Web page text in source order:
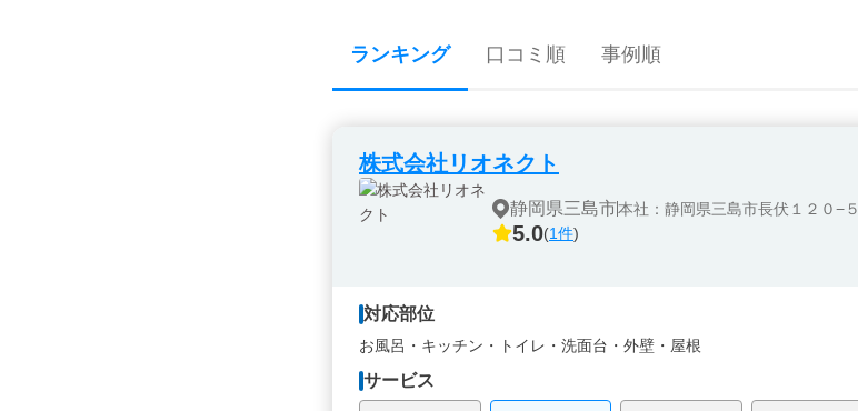
ランキング 口コミ順 事例順
株式会社リオネクト
静岡県三島市本社：静岡県三島市長伏１２０−５
5.0(1件)
対応部位
お風呂・ キッチン・ トイレ・ 洗面台・ 外壁・ 屋根
サービス